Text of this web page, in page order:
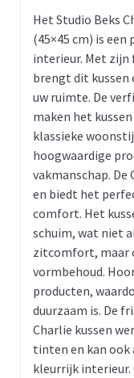
Het Studio Beks
(45×45 cm) is
interieur. Met
brengt dit kussen
uw ruimte. De
maken het
klassieke
hoogwaardige
vakmanschap.
en biedt het
comfort. Het
schuim, wat niet
zitcomfort, maar
vormbehoud.
producten,
duurzaam is. De
Charlie kussen
tinten en kan ook
kleurrijk interieur.